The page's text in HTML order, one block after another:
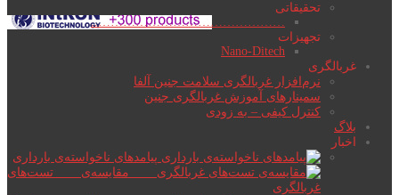
تحقیقاتی
………………………………………..
تجهیزات
Nano-Ditech
غربالگری
نرم‌افزار غربالگری سلامت جنین آلفا
سمینارهای آموزش غربالگری جنین
کنترل کیفی – به زودی
بلاگ
اخبار
پیامدهای ناخواسته‌ی بارداری
مقایسه‌ی تست‌های
غربالگری